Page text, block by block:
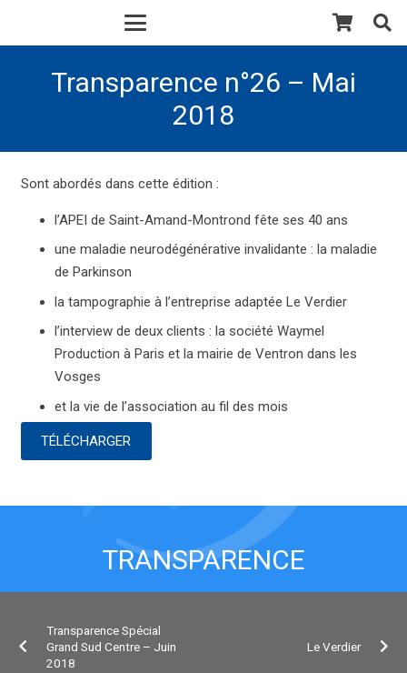
Transparence n°26 – Mai
2018
Sont abordés dans cette édition :
l’APEI de Saint-Amand-Montrond fête ses 40 ans
une maladie neurodégénérative invalidante : la maladie
de Parkinson
la tampographie à l’entreprise adaptée Le Verdier
l’interview de deux clients : la société Waymel
Production à Paris et la mairie de Ventron dans les
Vosges
et la vie de l’association au fil des mois
TÉLÉCHARGER
TRANSPARENCE
Transparence Spécial
Grand Sud Centre – Juin
2018
Le Verdier